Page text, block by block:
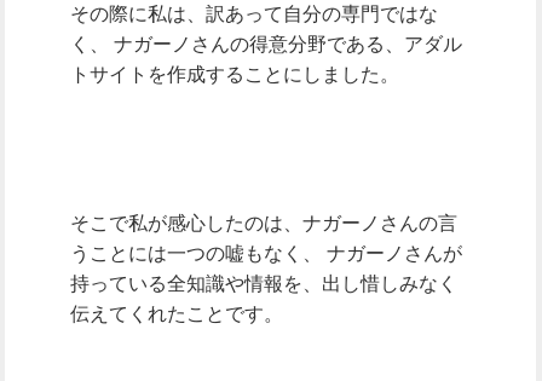
その際に私は、訳あって自分の専門ではな
く、
ナガーノさんの得意分野である、アダル
トサイトを作成することにしました。
そこで私が感心したのは、ナガーノさんの言
うことには一つの嘘もなく、
ナガーノさんが
持っている全知識や情報を、出し惜しみなく
伝えてくれたことです。